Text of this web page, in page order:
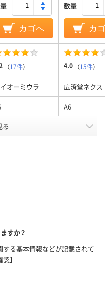
カゴへ
数量
カ
（17件） 4.0 （15件）
オーミウラ 広済堂ネクス
A6
30
る
すか？
する基本情報などが記載されて
】